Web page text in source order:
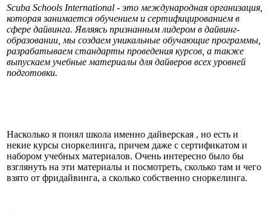
Scuba Schools International - это международная организация,
которая занимается обучением и сертифицированием в
сфере дайвинга. Являясь признанным лидером в дайвинг-
образовании, мы создаем уникальные обучающие программы,
разрабатываем стандарты проведения курсов, а также
выпускаем учебные материалы для дайверов всех уровней
подготовки.
Насколько я понял школа именно дайверская , но есть и
некие курсы сноркелинга, причем даже с сертификатом и
набором учебных материалов. Очень интересно было бы
взглянуть на эти материалы и посмотреть, сколько там и чего
взято от фридайвинга, а сколько собственно сноркелинга.